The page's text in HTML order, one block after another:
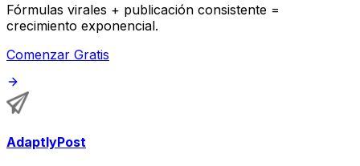
Fórmulas virales + publicación consistente =
crecimiento exponencial.
Comenzar Gratis
AdaptlyPost